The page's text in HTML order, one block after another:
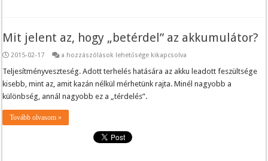
Mit jelent az, hogy „betérdel” az akkumulátor?
2015-02-17
Mit
az,
hogy
„betérdel”
az
akkumulátor?
bejegyzéshez
a hozzászólások lehetősége kikapcsolva
Teljesítményveszteség. Adott terhelés hatására az akku leadott feszültsége
kisebb, mint az, amit kazán nélkül mérhetünk rajta. Minél nagyobb a
különbség, annál nagyobb ez a „térdelés”.
Tovább olvasom »